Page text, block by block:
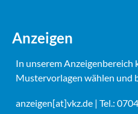
Anzeigen
In unserem Anzeigenbereich
Mustervorlagen wählen und
anzeigen[at]vkz.de | Tel.: